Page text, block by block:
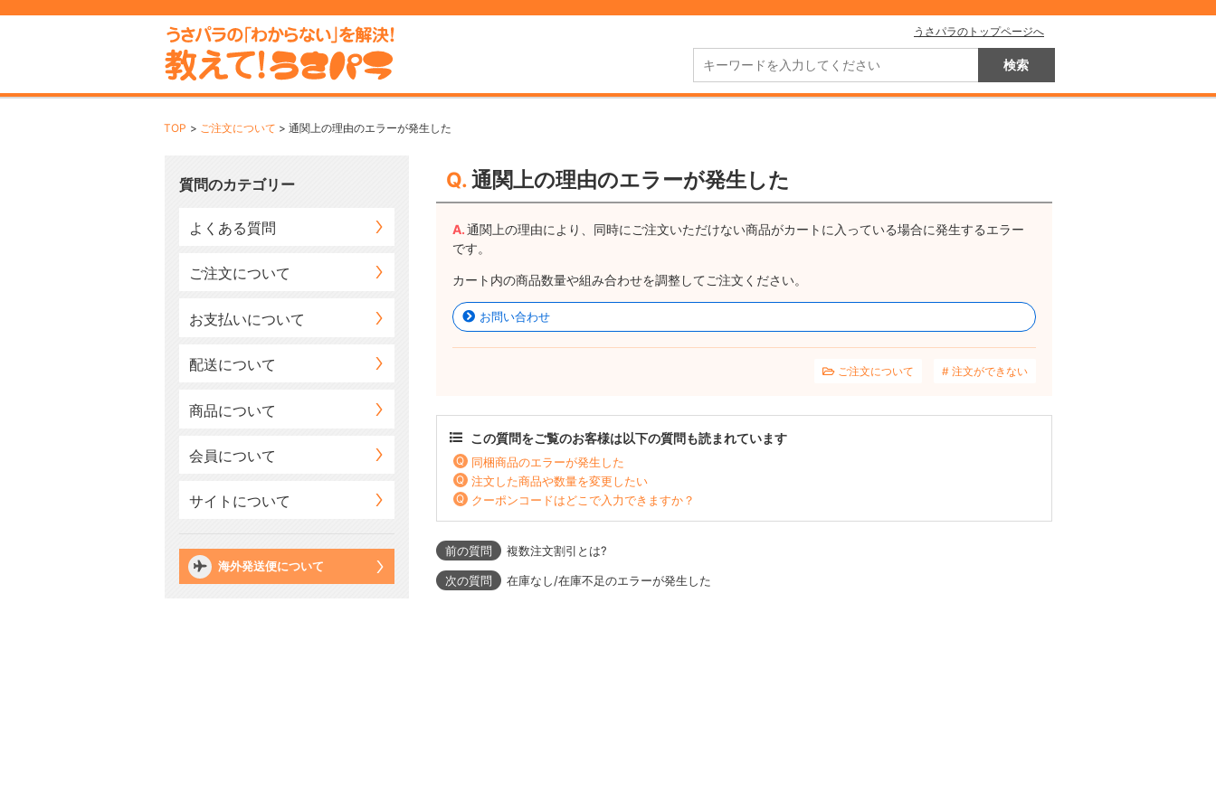
TOP ご注文について 通関上の理由のエラーが発生した
通関上の理由のエラーが発生した
通関上の理由により、同時にご注文いただけない商品がカートに入っている場合に発生するエラー
です。
カート内の商品数量や組み合わせを調整してご注文ください。
お問い合わせ
ご注文について 注文ができない
この質問をご覧のお客様は以下の質問も読まれています
同梱商品のエラーが発生した
注文した商品や数量を変更したい
クーポンコードはどこで入力できますか？
複数注文割引とは?
在庫なし/在庫不足のエラーが発生した
質問のカテゴリー
よくある質問
ご注文について
お支払いについて
配送について
商品について
会員について
サイトについて
海外発送便について
うさパラのトップページへ